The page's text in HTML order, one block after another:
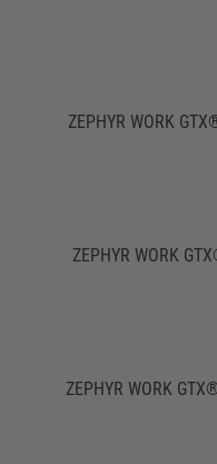
ZEPHYR WORK
ZEPHYR WORK
ZEPHYR WORK